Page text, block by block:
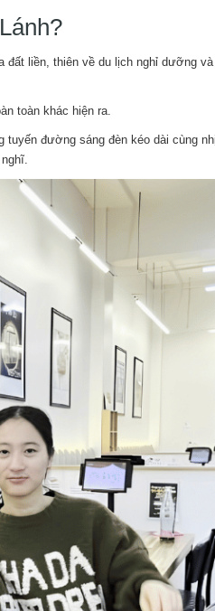
liền, thiên về du lịch nghỉ dưỡng
toàn khác hiện ra.
đường sáng đèn kéo dài cùng